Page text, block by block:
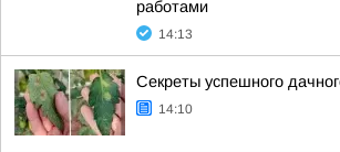
работами
14:13
Секреты успешного
14:10